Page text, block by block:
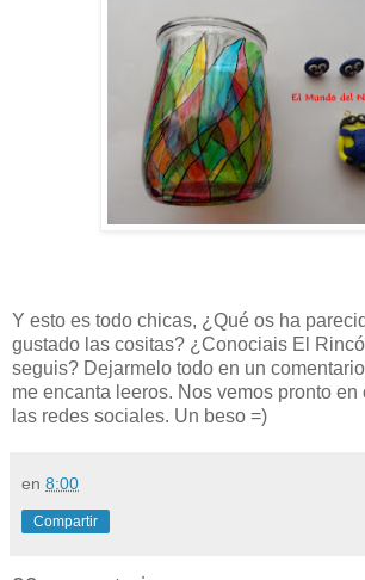
Y esto es todo chicas, ¿Qué os ha
gustado las cositas? ¿Conociais El
seguis? Dejarmelo todo en un
me encanta leeros. Nos vemos pronto en
las redes sociales. Un beso =)
en 8:00
Compartir